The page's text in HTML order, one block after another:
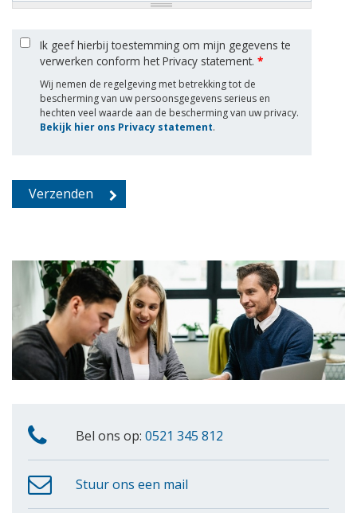
Ik geef hierbij toestemming om mijn gegevens te
verwerken conform het Privacy statement. *
Wij nemen de regelgeving met betrekking tot de
bescherming van uw persoonsgegevens serieus en
hechten veel waarde aan de bescherming van uw privacy.
Bekijk hier ons Privacy statement.
Bel ons op: 0521 345 812
Stuur ons een mail